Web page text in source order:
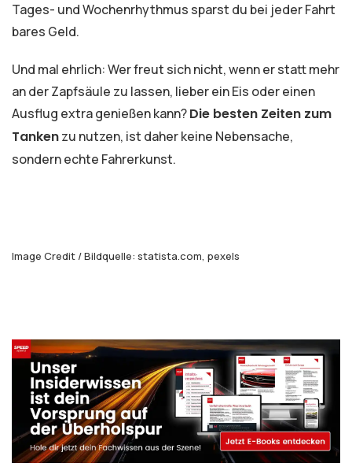
Tages- und Wochenrhythmus sparst du bei jeder Fahrt
bares Geld.
Und mal ehrlich: Wer freut sich nicht, wenn er statt mehr
an der Zapfsäule zu lassen, lieber ein Eis oder einen
Ausflug extra genießen kann?Die besten Zeiten zum
Tankenzu nutzen, ist daher keine Nebensache,
sondern echte Fahrerkunst.
Image Credit / Bildquelle: statista.com, pexels